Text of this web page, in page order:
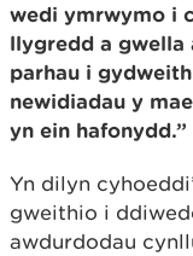
wedi ymrwymo i
llygredd a gwella
parhau i
newidiadau y
yn ein hafonydd.”
Yn dilyn
gweithio i
awdurdodau